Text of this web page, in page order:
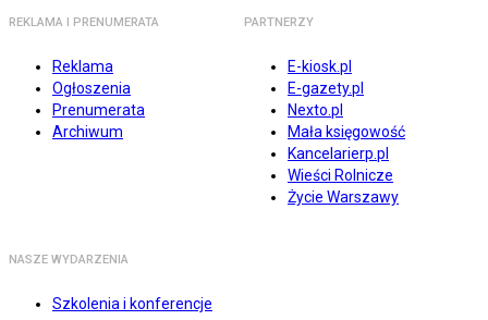
REKLAMA I PRENUMERATA
Reklama
Ogłoszenia
Prenumerata
Archiwum
PARTNERZY
E-kiosk.pl
E-gazety.pl
Nexto.pl
Mała księgowość
Kancelarierp.pl
Wieści Rolnicze
Życie Warszawy
NASZE WYDARZENIA
Szkolenia i konferencje